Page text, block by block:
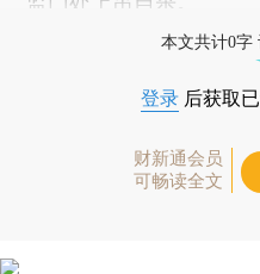
本文共计0字
登录 后获取
财新通会员
可畅读全文